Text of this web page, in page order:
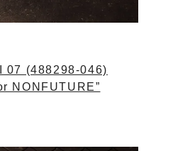
07 (488298-046)
NONFUTURE”